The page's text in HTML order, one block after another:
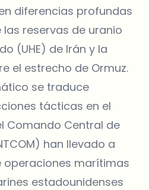
diferencias profundas
reservas de uranio
(UHE) de Irán y la
el estrecho de Ormuz.
se traduce
tácticas en el
Comando Central de
han llevado a
marítimas
estadounidenses